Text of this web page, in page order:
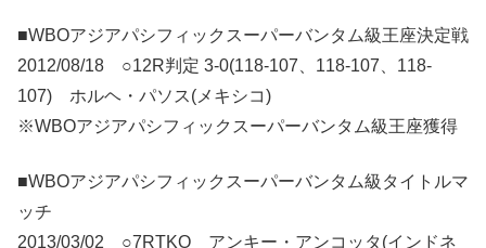
■WBOアジアパシフィックスーパーバンタム級王座決定戦
2012/08/18 ○12R判定 3-0(118-107、118-107、118-
107) ホルヘ・パソス(メキシコ)
※WBOアジアパシフィックスーパーバンタム級王座獲得
■WBOアジアパシフィックスーパーバンタム級タイトルマ
ッチ
2013/03/02 ○7RTKO アンキー・アンコッタ(インドネ